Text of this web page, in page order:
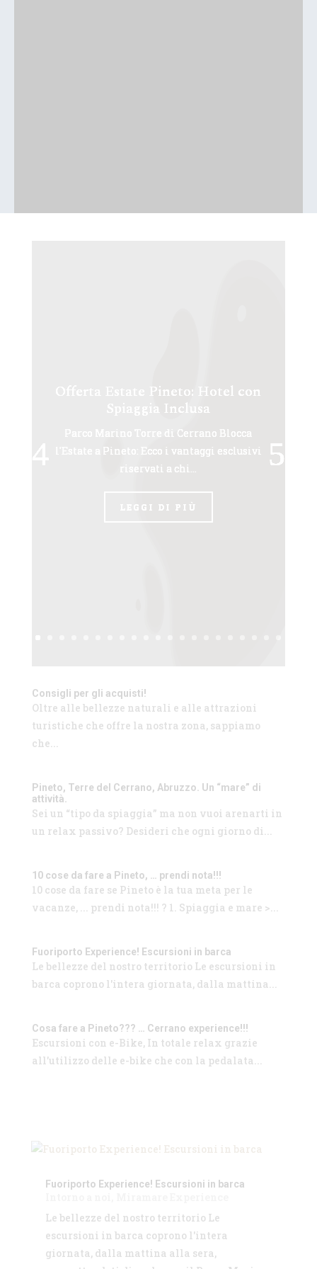
Offerta Estate Pineto: Hotel con
Spiaggia Inclusa
Parco Marino Torre di Cerrano Blocca
l'Estate a Pineto: Ecco i vantaggi esclusivi
riservati a chi...
LEGGI DI PIÙ
Consigli per gli acquisti!
Oltre alle bellezze naturali e alle attrazioni
turistiche che offre la nostra zona, sappiamo
che...
Pineto, Terre del Cerrano, Abruzzo. Un “mare” di
attività.
Sei un “tipo da spiaggia” ma non vuoi arenarti in
un relax passivo? Desideri che ogni giorno di...
10 cose da fare a Pineto, … prendi nota!!!
10 cose da fare se Pineto è la tua meta per le
vacanze, ... prendi nota!!! ? 1. Spiaggia e mare >...
Fuoriporto Experience! Escursioni in barca
Le bellezze del nostro territorio Le escursioni in
barca coprono l'intera giornata, dalla mattina...
Cosa fare a Pineto??? … Cerrano experience!!!
Escursioni con e-Bike, In totale relax grazie
all’utilizzo delle e-bike che con la pedalata...
Fuoriporto Experience! Escursioni in barca
Le bellezze del nostro territorio Le
escursioni in barca coprono l'intera
giornata, dalla mattina alla sera,